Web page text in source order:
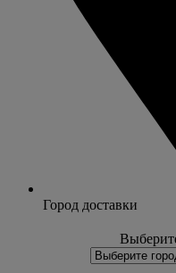
Город доставки